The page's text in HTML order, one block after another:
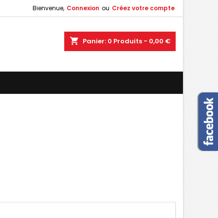
Bienvenue, Connexion ou Créez votre compte
shopping_cart Panier: 0 Produits - 0,00 €